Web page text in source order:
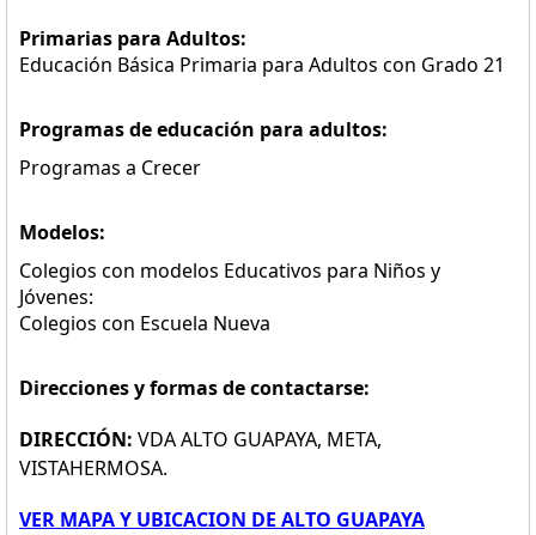
Primarias para Adultos:
Educación Básica Primaria para Adultos con Grado 21
Programas de educación para adultos:
Programas a Crecer
Modelos:
Colegios con modelos Educativos para Niños y
Jóvenes:
Colegios con Escuela Nueva
Direcciones y formas de contactarse:
DIRECCIÓN: VDA ALTO GUAPAYA, META,
VISTAHERMOSA.
VER MAPA Y UBICACION DE ALTO GUAPAYA